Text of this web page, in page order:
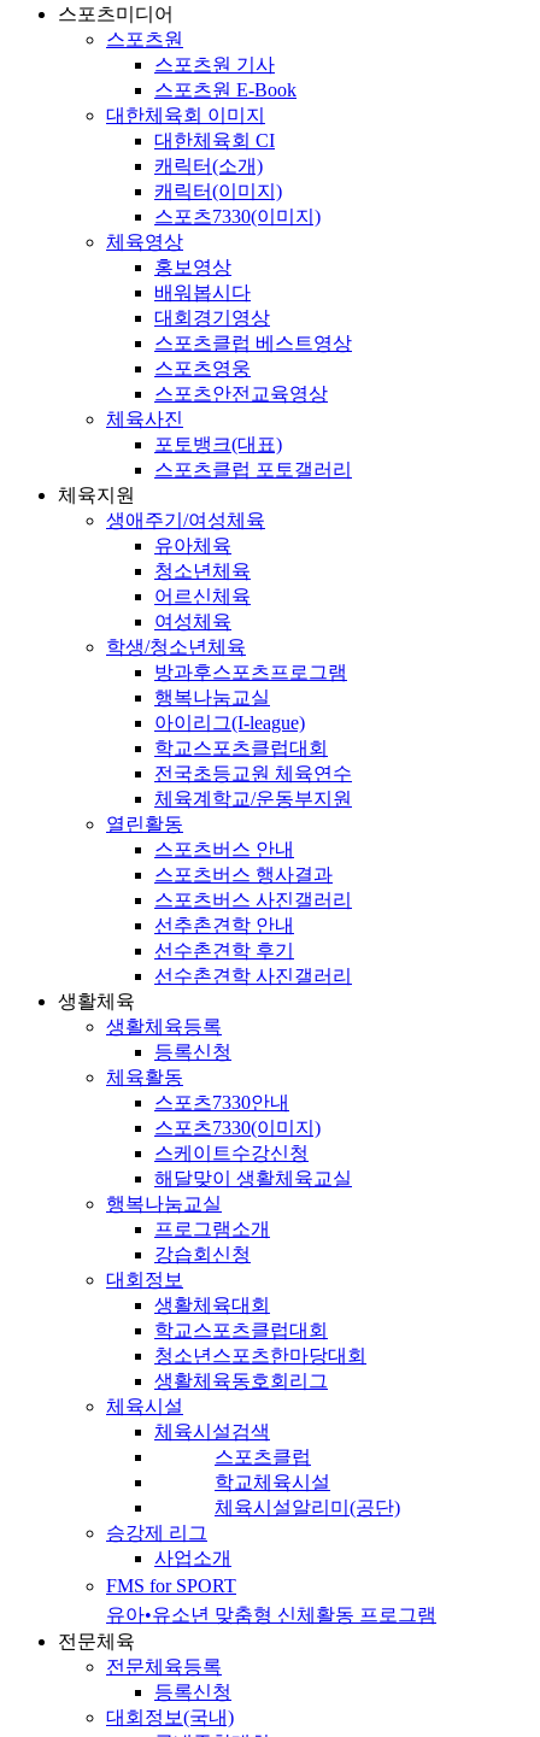
스포츠미디어
스포츠원
스포츠원 기사
스포츠원 E-Book
대한체육회 이미지
대한체육회 CI
캐릭터(소개)
캐릭터(이미지)
스포츠7330(이미지)
체육영상
홍보영상
배워봅시다
대회경기영상
스포츠클럽 베스트영상
스포츠영웅
스포츠안전교육영상
체육사진
포토뱅크(대표)
스포츠클럽 포토갤러리
체육지원
생애주기/여성체육
유아체육
청소년체육
어르신체육
여성체육
학생/청소년체육
방과후스포츠프로그램
행복나눔교실
아이리그(I-league)
학교스포츠클럽대회
전국초등교원 체육연수
체육계학교/운동부지원
열린활동
스포츠버스 안내
스포츠버스 행사결과
스포츠버스 사진갤러리
선추촌견학 안내
선수촌견학 후기
선수촌견학 사진갤러리
생활체육
생활체육등록
등록신청
체육활동
스포츠7330안내
스포츠7330(이미지)
스케이트수강신청
해달맞이 생활체육교실
행복나눔교실
프로그램소개
강습회신청
대회정보
생활체육대회
학교스포츠클럽대회
청소년스포츠한마당대회
생활체육동호회리그
체육시설
체육시설검색
스포츠클럽
학교체육시설
체육시설알리미(공단)
승강제 리그
사업소개
FMS for SPORT
유아•유소년 맞춤형 신체활동 프로그램
전문체육
전문체육등록
등록신청
대회정보(국내)